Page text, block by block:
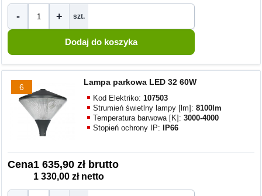
- + szt.
6
Lampa parkowa LED 32 60W
Kod Elektriko:107503
Strumień świetlny lampy [lm]:8100lm
Temperatura barwowa [K]:3000-4000
Stopień ochrony IP:
IP66
Cena1 635,90 zł brutto
1 330,00 zł netto